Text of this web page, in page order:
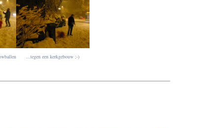
...tegen een kerkgebouw ;-)